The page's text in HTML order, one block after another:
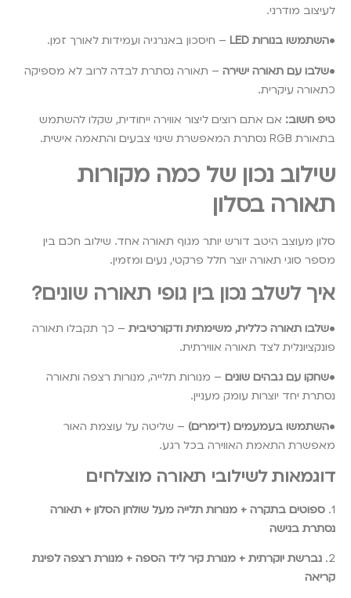
לעיצוב מודרני.
•השתמשו בנורות LED – חיסכון באנרגיה ועמידות לאורך זמן.
•שלבו עם תאורה ישירה – תאורה נסתרת לבדה לרוב לא מספיקה
כתאורה עיקרית.
טיפ חשוב: אם אתם רוצים ליצור אווירה ייחודית, שקלו להשתמש
בתאורת RGB נסתרת המאפשרת שינוי צבעים והתאמה אישית.
שילוב נכון של כמה מקורות
תאורה בסלון
סלון מעוצב היטב דורש יותר מגוף תאורה אחד. שילוב חכם בין
מספר סוגי תאורה יוצר חלל פרקטי, נעים ומזמין.
איך לשלב נכון בין גופי תאורה שונים?
•שלבו תאורה כללית, משימתית ודקורטיבית – כך תקבלו תאורה
פונקציונלית לצד תאורה אווירתית.
•שחקו עם גבהים שונים – מנורות תלייה, מנורות רצפה ותאורה
נסתרת יחד יוצרות עומק מעניין.
•השתמשו בעמעמים (דימרים) – שליטה על עוצמת האור
מאפשרת התאמת האווירה בכל רגע.
דוגמאות לשילובי תאורה מוצלחים
1. ספוטים בתקרה + מנורות תלייה מעל שולחן הסלון + תאורה
נסתרת בנישה
2. נברשת יוקרתית + מנורת קיר ליד הספה + מנורת רצפה לפינת
קריאה